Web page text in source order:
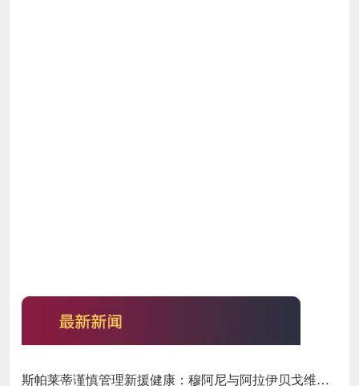
斯帕莱蒂谨慎管理新援健康：穆阿尼与阿拉伊贝戈维奇缺席尤文热身赛的战略考量‌